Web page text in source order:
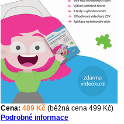
Cena: 489 Kč (běžná cena 499 Kč)
Podrobné informace